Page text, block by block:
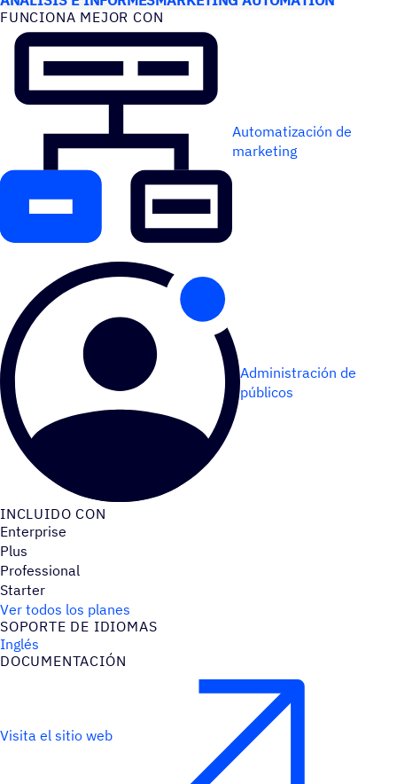
FUNCIONA MEJOR CON
Automatización de
marketing
Administración de
públicos
INCLUIDO CON
Enterprise
Plus
Professional
Starter
Ver todos los planes
SOPORTE DE IDIOMAS
Inglés
DOCU­MEN­TA­CIÓN
Visita el sitio web